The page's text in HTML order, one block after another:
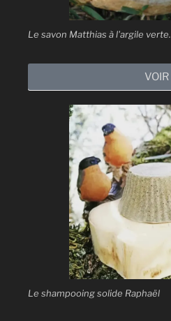
Le savon Matthias à l'argile verte.
VOIR
Le shampooing solide Raphaël